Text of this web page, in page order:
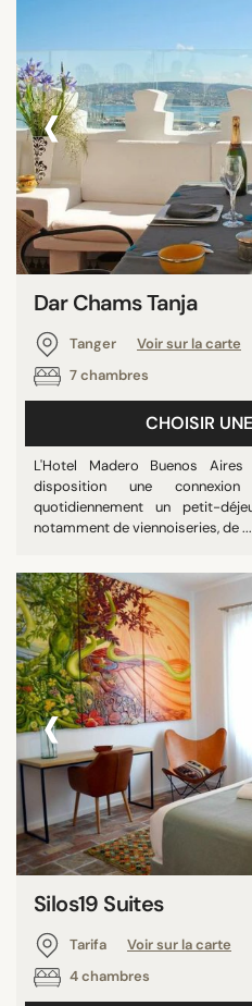
‹
Dar Chams Tanja
Tanger
Voir sur la carte
7 chambres
CHOISIR
L'Hotel Madero Buenos
disposition une
quotidiennement un petit-
notamment de viennoiseries, de ...
‹
Silos19 Suites
Tarifa
Voir sur la carte
4 chambres